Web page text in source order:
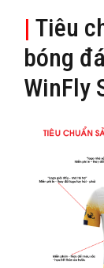
| Tiêu
bóng
WinFly